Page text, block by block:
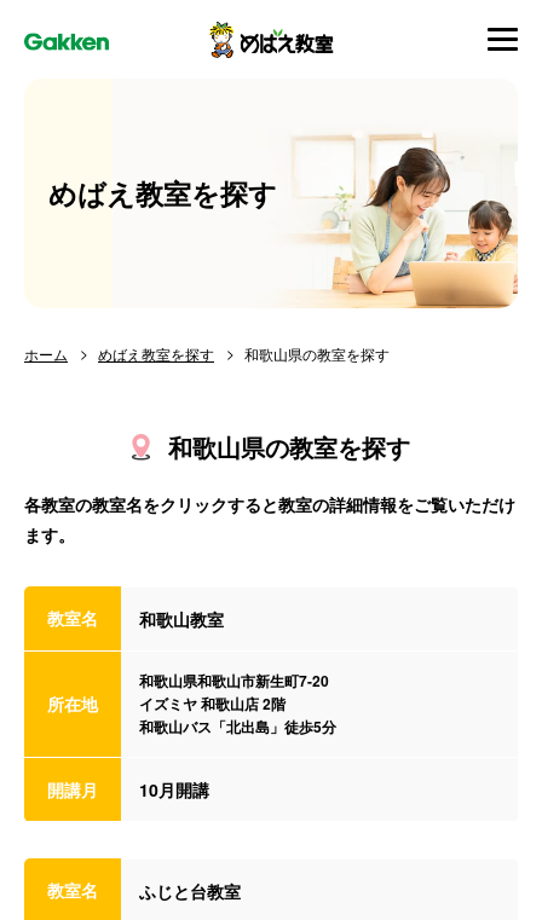
めばえ教室を探す
ホーム めばえ教室を探す 和歌山県の教室を探す
和歌山県の教室を探す
各教室の教室名をクリックすると教室の詳細情報をご覧いただけ
ます。
教室名 和歌山教室
所在地
和歌山県和歌山市新生町7-20
イズミヤ 和歌山店 2階
和歌山バス「北出島」徒歩5分
開講月 10月開講
教室名 ふじと台教室